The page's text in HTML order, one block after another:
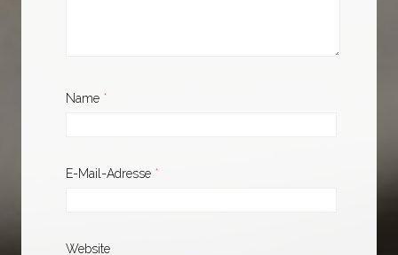
Name *
E-Mail-Adresse *
Website